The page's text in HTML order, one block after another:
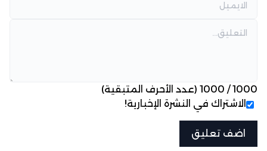
1000
/
1000 (عدد الأحرف المتبقية)
الاشتراك في النشرة الإخبارية!